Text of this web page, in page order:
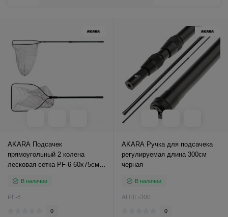
AKARA Подсачек
прямоугольный 2 колена
лесковая сетка PF-6 60х75см
В наличии
PF-6
0
AKARA Ручка для подсачека
регулируемая длина 300см
черная
В наличии
AHBL-300
0